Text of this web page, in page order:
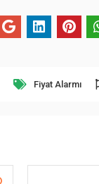
Fiyat Alarmı